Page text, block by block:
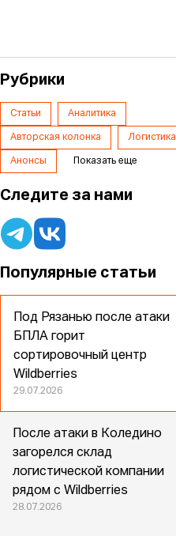
Рубрики
Статьи Аналитика
Авторская колонка Логистика
Анонсы Показать еще
Следите за нами
Популярные статьи
Под Рязанью после атаки
БПЛА горит
сортировочный центр
Wildberries
29.07.2026
После атаки в Коледино
загорелся склад
логистической компании
рядом с Wildberries
28.07.2026